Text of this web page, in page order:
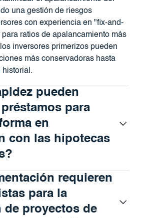
una gestión de riesgos
con experiencia en "fix-and-
ratios de apalancamiento más
inversores primerizos pueden
más conservadoras hasta
historial.
pueden
para
en
con las hipotecas
requieren
para la
proyectos de